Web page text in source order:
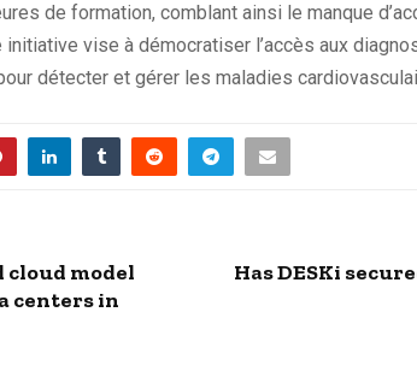
de formation, comblant ainsi le manque
vise à démocratiser l’accès aux
détecter et gérer les maladies
cloud model
centers in
Has DESKi